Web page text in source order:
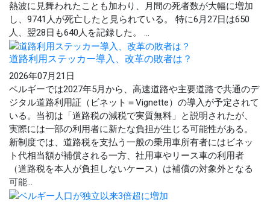
熱波に見舞われたことも加わり、月間の死者数が大幅に増加
し、9741人が死亡したと見られている。 特に6月27日は650
人、翌28日も640人を記録した。 ...
道路利用ステッカー導入、改革の敗者は？
2026年07月21日
ベルギーでは2027年5月から、高速道路や主要道路で共通のデ
ジタル道路利用証（ビネット＝Vignette）の導入が予定されて
いる。当初は「道路税の減税で実質無料」と説明されたが、
実際には一部の利用者に新たな負担が生じる可能性がある。
新制度では、道路税を支払う一般の乗用車所有者にはビネッ
ト代相当額が補償される一方、社用車やリース車の利用者
（道路税を本人が負担しないケース）は補償の対象外となる
可能...